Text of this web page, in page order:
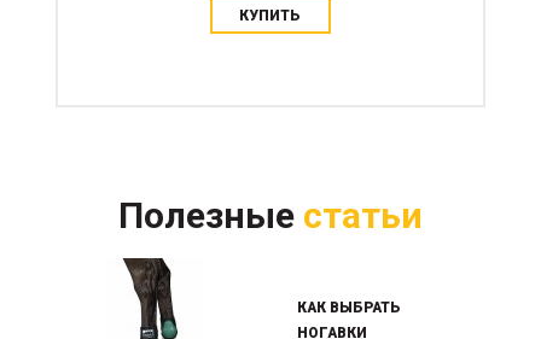
КУПИТЬ
Полезные статьи
КАК ВЫБРАТЬ
НОГАВКИ